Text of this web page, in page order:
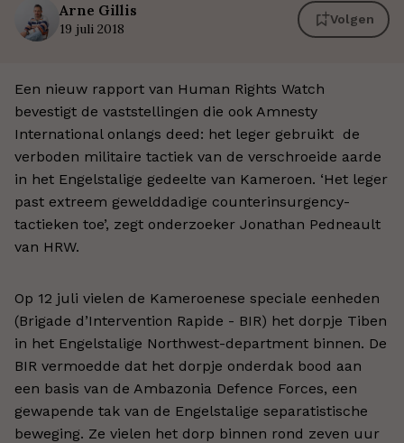
Arne Gillis
19 juli 2018
Volgen
Een nieuw rapport van Human Rights Watch
bevestigt de vaststellingen die ook Amnesty
International onlangs deed: het leger gebruikt de
verboden militaire tactiek van de verschroeide aarde
in het Engelstalige gedeelte van Kameroen. ‘Het leger
past extreem gewelddadige counterinsurgency-
tactieken toe’, zegt onderzoeker Jonathan Pedneault
van HRW.
Op 12 juli vielen de Kameroenese speciale eenheden
(Brigade d’Intervention Rapide - BIR) het dorpje Tiben
in het Engelstalige Northwest-department binnen. De
BIR vermoedde dat het dorpje onderdak bood aan
een basis van de Ambazonia Defence Forces, een
gewapende tak van de Engelstalige separatistische
beweging. Ze vielen het dorp binnen rond zeven uur